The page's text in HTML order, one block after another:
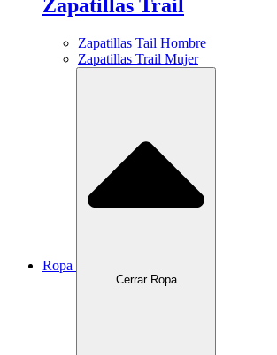
Zapatillas Trail
Zapatillas Tail Hombre
Zapatillas Trail Mujer
Ropa
Cerrar Ropa